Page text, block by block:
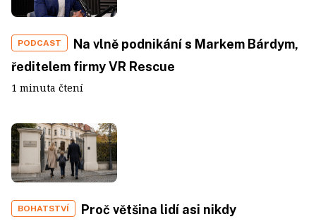
PODCAST
Na vlně podnikání s Markem Bárdym,
ředitelem firmy VR Rescue
1 minuta čtení
BOHATSTVÍ
Proč většina lidí asi nikdy